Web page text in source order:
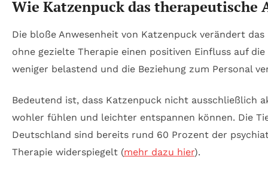
Wie Katzenpuck das
Die bloße Anwesenheit von Katzenpuck verändert
ohne gezielte Therapie einen positiven Einfluss auf
weniger belastend und die Beziehung zum Personal
Bedeutend ist, dass Katzenpuck nicht ausschließlich
wohler fühlen und leichter entspannen können. Die
Deutschland sind bereits rund 60 Prozent der
Therapie widerspiegelt (mehr dazu hier).